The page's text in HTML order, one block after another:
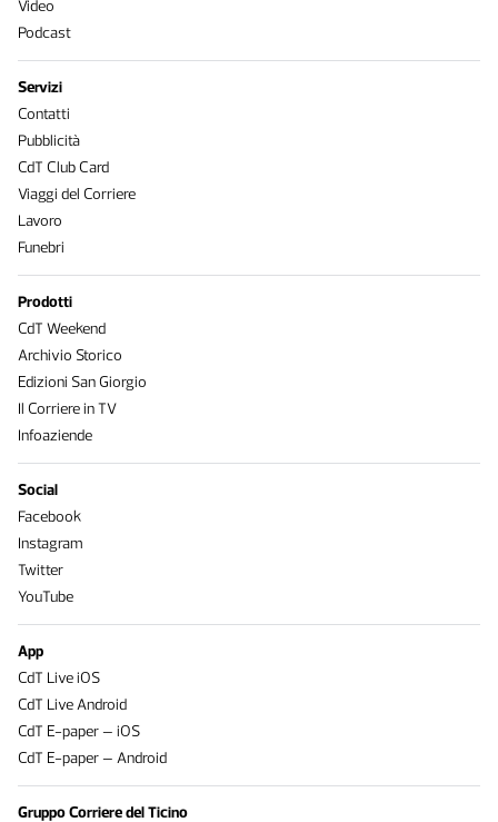
Video
Podcast
Servizi
Contatti
Pubblicità
CdT Club Card
Viaggi del Corriere
Lavoro
Funebri
Prodotti
CdT Weekend
Archivio Storico
Edizioni San Giorgio
Il Corriere in TV
Infoaziende
Social
Facebook
Instagram
Twitter
YouTube
App
CdT Live iOS
CdT Live Android
CdT E-paper – iOS
CdT E-paper – Android
Gruppo Corriere del Ticino